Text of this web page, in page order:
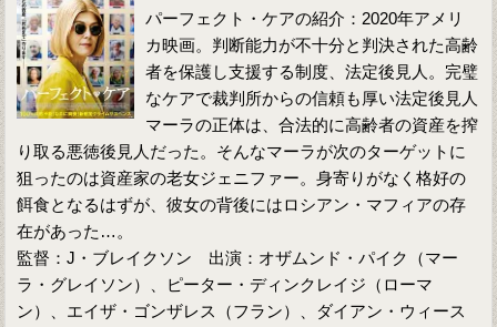
パーフェクト・ケアの紹介：2020年アメリ
カ映画。判断能力が不十分と判決された高齢
者を保護し支援する制度、法定後見人。完璧
なケアで裁判所からの信頼も厚い法定後見人
マーラの正体は、合法的に高齢者の資産を搾
り取る悪徳後見人だった。そんなマーラが次のターゲットに
狙ったのは資産家の老女ジェニファー。身寄りがなく格好の
餌食となるはずが、彼女の背後にはロシアン・マフィアの存
在があった…。
監督：J・ブレイクソン 出演：オザムンド・パイク（マー
ラ・グレイソン）、ピーター・ディンクレイジ（ローマ
ン）、エイザ・ゴンザレス（フラン）、ダイアン・ウィース